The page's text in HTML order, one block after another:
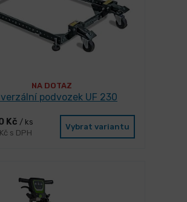
NA DOTAZ
podvozek UF 230
Kč / ks
s DPH
Vybrat variantu